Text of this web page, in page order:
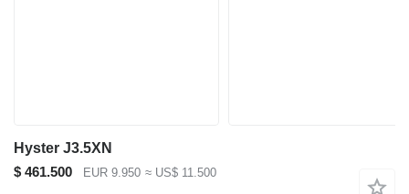
Hyster J3.5XN
$ 461.500
EUR 9.950 ≈ US$ 11.500